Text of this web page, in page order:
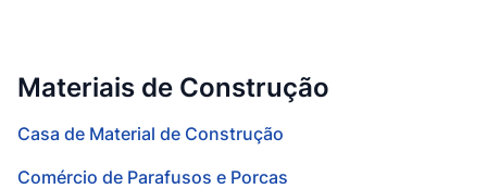
Materiais de Construção
Casa de Material de Construção
Comércio de Parafusos e Porcas